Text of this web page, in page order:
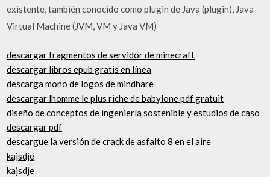
existente, también conocido como plugin de Java (plugin), Java
Virtual Machine (JVM, VM y Java VM)
descargar fragmentos de servidor de minecraft
descargar libros epub gratis en línea
descarga mono de logos de mindhare
descargar lhomme le plus riche de babylone pdf gratuit
diseño de conceptos de ingeniería sostenible y estudios de caso
descargar pdf
descargue la versión de crack de asfalto 8 en el aire
kajsdje
kajsdje